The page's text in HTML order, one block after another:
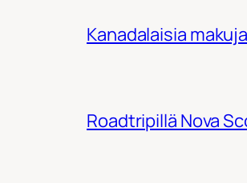
Kanadalaisia makuja
Roadtripillä Nova